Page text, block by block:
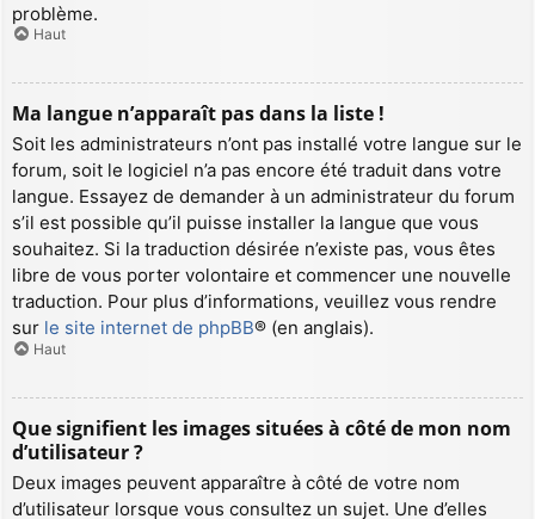
problème.
Haut
Ma langue n’apparaît pas dans la liste !
Soit les administrateurs n’ont pas installé votre langue sur le
forum, soit le logiciel n’a pas encore été traduit dans votre
langue. Essayez de demander à un administrateur du forum
s’il est possible qu’il puisse installer la langue que vous
souhaitez. Si la traduction désirée n’existe pas, vous êtes
libre de vous porter volontaire et commencer une nouvelle
traduction. Pour plus d’informations, veuillez vous rendre
sur le site internet de phpBB® (en anglais).
Haut
Que signifient les images situées à côté de mon nom
d’utilisateur ?
Deux images peuvent apparaître à côté de votre nom
d’utilisateur lorsque vous consultez un sujet. Une d’elles